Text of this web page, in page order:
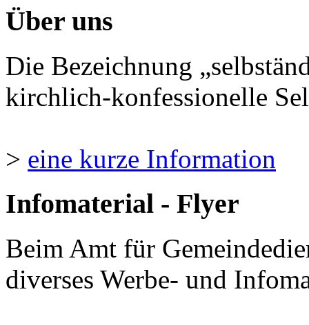
Über uns
Die Bezeichnung
kirchlich-konfessionelle
> eine kurze Information
Infomaterial - Flyer
Beim Amt für
diverses Werbe- und